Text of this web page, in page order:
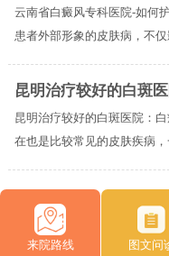
云南省白癜风专科医院-如何
患者外部形象的皮肤病，不仅
昆明治疗较好的白斑
昆明治疗较好的白斑医院：
在也是比较常见的皮肤疾病，
来院路线 图文问